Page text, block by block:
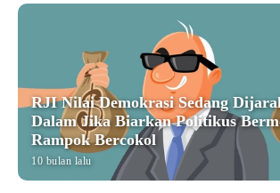
RJI Nilai Demokrasi Sedang
Dalam Jika Biarkan Politikus
Rampok Bercokol
10 bulan lalu